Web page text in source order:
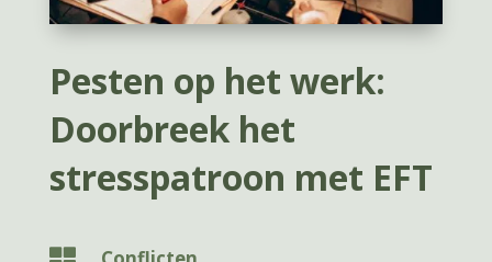
Pesten op het werk:
Doorbreek het
stresspatroon met EFT